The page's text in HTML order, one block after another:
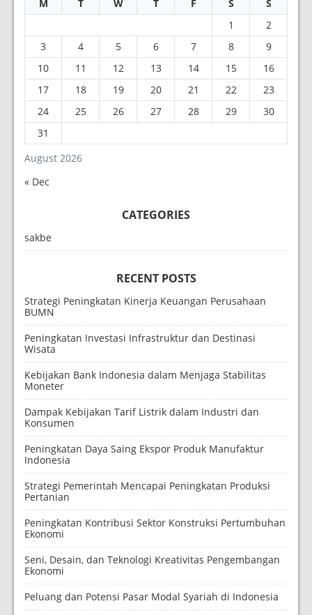
August 2026
M T W T F S
S
1
2
3
4 5 6 7 8
9
10
11 12 13 14 15
16
17
18 19 20 21 22
23
24
25 26 27 28 29
30
31
« Dec
CATEGORIES
sakbe
RECENT POSTS
Strategi Peningkatan Kinerja Keuangan Perusahaan
BUMN
Peningkatan Investasi Infrastruktur dan Destinasi
Wisata
Kebijakan Bank Indonesia dalam Menjaga Stabilitas
Moneter
Dampak Kebijakan Tarif Listrik dalam Industri dan
Konsumen
Peningkatan Daya Saing Ekspor Produk Manufaktur
Indonesia
Strategi Pemerintah Mencapai Peningkatan Produksi
Pertanian
Peningkatan Kontribusi Sektor Konstruksi Pertumbuhan
Ekonomi
Seni, Desain, dan Teknologi Kreativitas Pengembangan
Ekonomi
Peluang dan Potensi Pasar Modal Syariah di Indonesia